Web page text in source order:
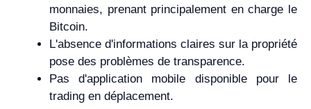
monnaies, prenant principalement en charge le
Bitcoin.
L'absence d'informations claires sur la propriété
pose des problèmes de transparence.
Pas d'application mobile disponible pour le
trading en déplacement.